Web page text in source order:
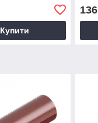
Купити
136